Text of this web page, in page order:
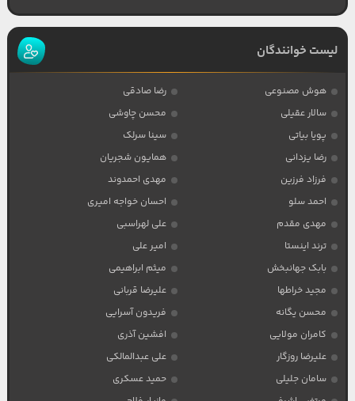
لیست خوانندگان
هوش مصنوعی
رضا صادقی
سالار عقیلی
محسن چاوشی
پویا بیاتی
سینا سرلک
رضا یزدانی
همایون شجریان
فرزاد فرزین
مهدی احمدوند
احمد سلو
احسان خواجه امیری
مهدی مقدم
علی لهراسبی
ترند اینستا
امیر علی
بابک جهانبخش
میثم ابراهیمی
مجید خراطها
علیرضا قربانی
محسن یگانه
فریدون آسرایی
کامران مولایی
افشین آذری
علیرضا روزگار
علی عبدالمالکی
سامان جلیلی
حمید عسکری